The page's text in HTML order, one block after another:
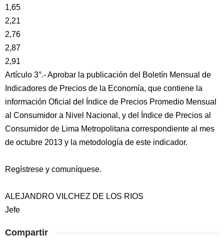
1,65
2,21
2,76
2,87
2,91
Artículo 3°.- Aprobar la publicación del Boletín Mensual de
Indicadores de Precios de la Economía, que contiene la
información Oficial del Índice de Precios Promedio Mensual
al Consumidor a Nivel Nacional, y del Índice de Precios al
Consumidor de Lima Metropolitana correspondiente al mes
de octubre 2013 y la metodología de este indicador.
Regístrese y comuníquese.
ALEJANDRO VILCHEZ DE LOS RIOS
Jefe
Compartir